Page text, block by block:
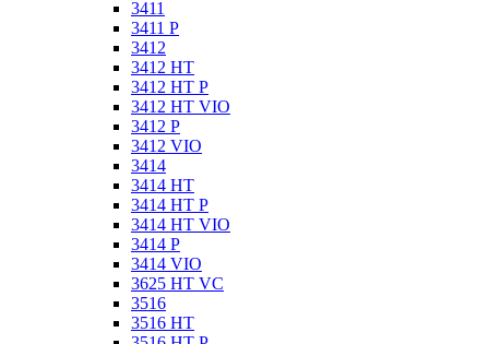
3411
3411 P
3412
3412 HT
3412 HT P
3412 HT VIO
3412 P
3412 VIO
3414
3414 HT
3414 HT P
3414 HT VIO
3414 P
3414 VIO
3625 HT VC
3516
3516 HT